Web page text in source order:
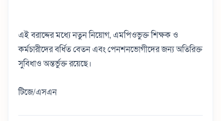
এই বরাদ্দের মধ্যে নতুন নিয়োগ, এমপিওভুক্ত শিক্ষক ও
কর্মচারীদের বর্ধিত বেতন এবং পেনশনভোগীদের জন্য অতিরিক্ত
সুবিধাও অন্তর্ভুক্ত রয়েছে।
টিজে/এসএন